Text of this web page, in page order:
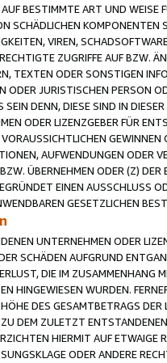
BESTIMMTE ART UND
SCHÄDLICHEN
VIREN,
ZUGRIFFE AUF BZW.
TEXTEN ODER SONSTIGEN
ODER JURISTISCHEN PERSON
DENN, DIESE SIND IN
ODER LIZENZGEBER FÜR
AUFWENDUNGEN ODER
ÜBERNEHMEN ODER (Z)
EINEN AUSSCHLUSS
GESETZLICHEN
UNTERNEHMEN ODER
SCHÄDEN AUFGRUND
DIE IM ZUSAMMENHANG
HINGEWIESEN WURDEN.
DES GESAMTBETRAGS
DEM ZULETZT
HIERMIT AUF
ODER ANDERE